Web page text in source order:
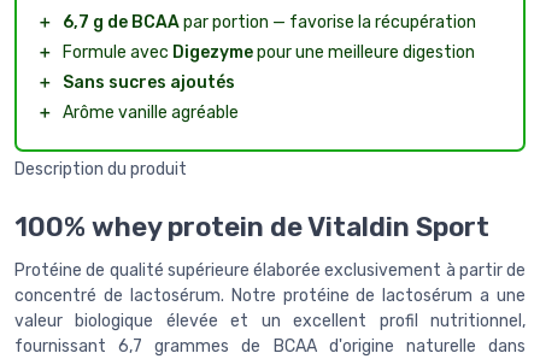
＋
6,7 g de BCAApar portion — favorise la récupération
＋
Formule avec Digezymepour une meilleure digestion
＋
Sans sucres ajoutés
＋ Arôme vanille agréable
Description du produit
100% whey protein de Vitaldin Sport
Protéine de qualité supérieure élaborée exclusivement à partir de
concentré de lactosérum. Notre protéine de lactosérum a une
valeur biologique élevée et un excellent profil nutritionnel,
fournissant 6,7 grammes de BCAA d'origine naturelle dans